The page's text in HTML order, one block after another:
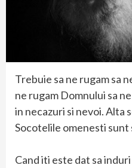
Trebuie sa ne rugam sa
ne rugam Domnului sa
in necazuri si nevoi. Alta
Socotelile omenesti sunt
Cand iti este dat sa